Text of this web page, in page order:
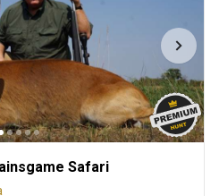
Safari